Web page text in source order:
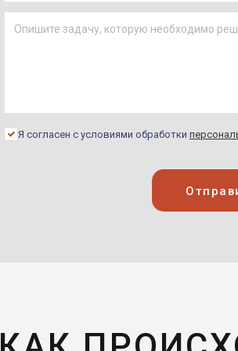
Я согласен с условиями обработки